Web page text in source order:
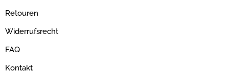
Retouren
Widerrufsrecht
FAQ
Kontakt